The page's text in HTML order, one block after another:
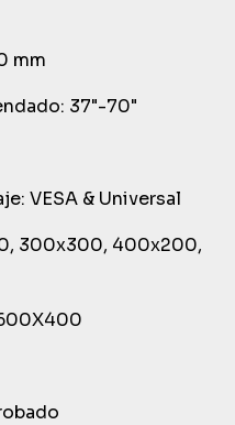
mm
37"-70"
VESA & Universal
300x300, 400x200,